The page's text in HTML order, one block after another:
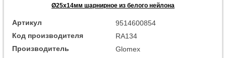
Ø25x14мм шарнирное из белого нейлона
Артикул
9514600854
Код производителя
RA134
Производитель
Glomex